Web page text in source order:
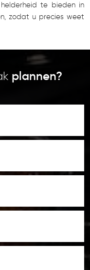
te bieden in
zodat u precies weet
plannen?